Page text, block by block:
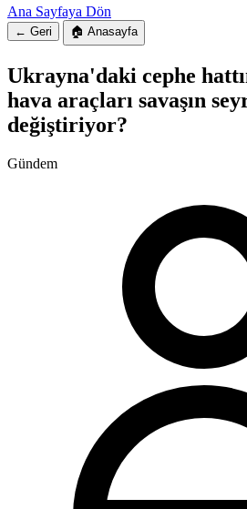
Ana Sayfaya Dön
← Geri 🏠 Anasayfa
Ukrayna'daki cephe
hava araçları savaşın
değiştiriyor?
Gündem